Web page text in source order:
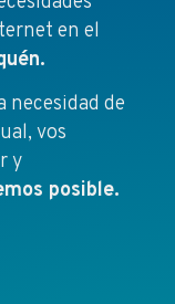
en el
necesidad de
vos
y
posible.